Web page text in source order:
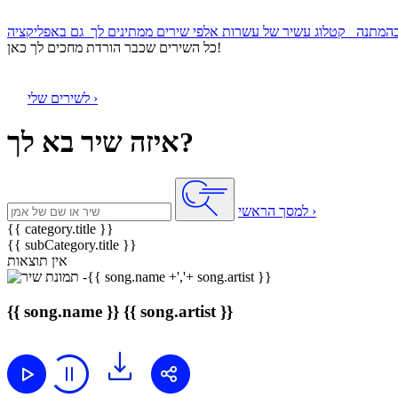
כל השירים שכבר הורדת מחכים לך כאן!
לשירים שלי ›
איזה שיר בא לך?
למסך הראשי ›
{{ category.title }}
{{ subCategory.title }}
אין תוצאות
{{ song.name }} {{ song.artist }}